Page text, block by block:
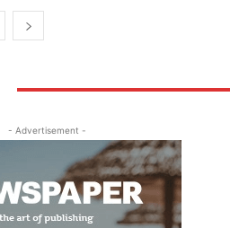
- Advertisement -